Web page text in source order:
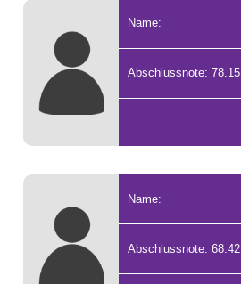
Name:
Abschlussnote: 78.15
Name:
Abschlussnote: 68.42